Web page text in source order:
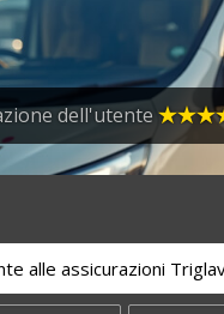
dell'utente